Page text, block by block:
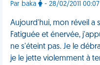
Par baka - 28/02/2011
Aujourd'hui, mon réveil a
Fatiguée et énervée,
ne s'éteint pas. Je le
je le jette violemment à